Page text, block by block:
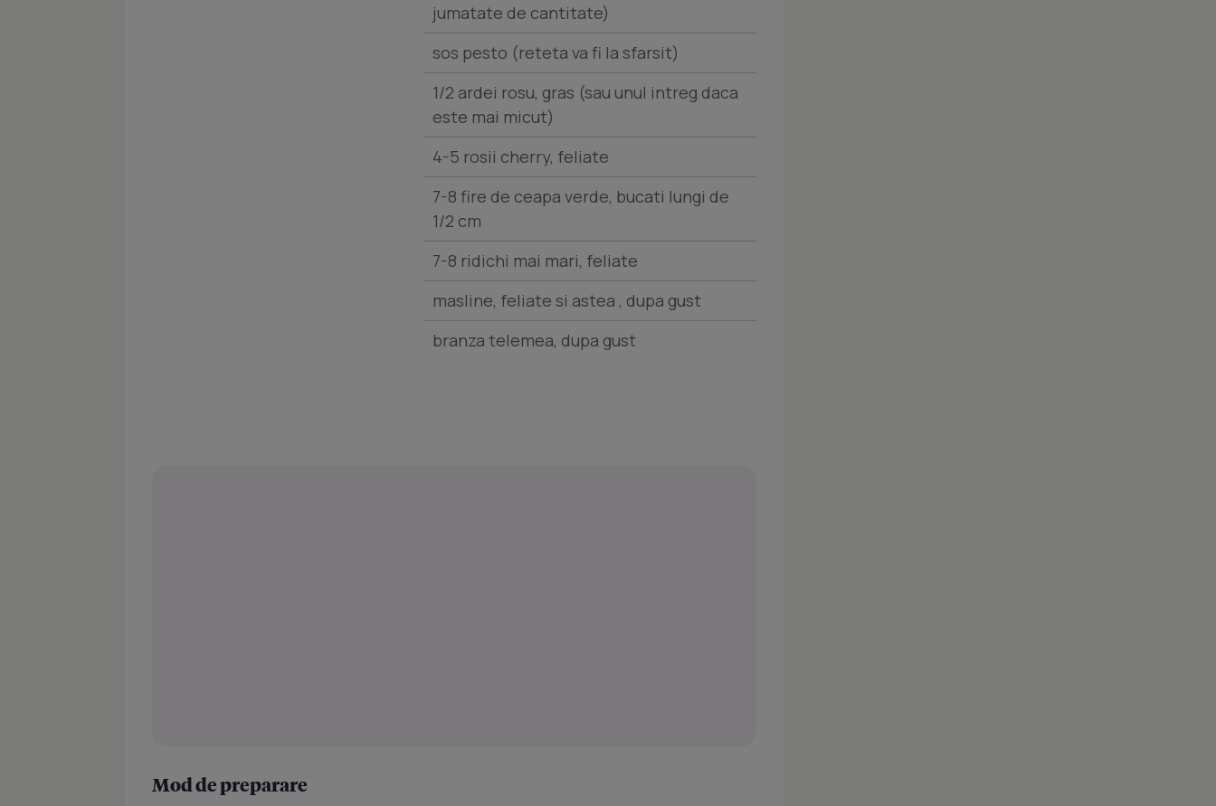
jumatate de cantitate)
sos pesto (reteta va fi la sfarsit)
1/2 ardei rosu, gras (sau unul intreg daca
este mai micut)
4-5 rosii cherry, feliate
7-8 fire de ceapa verde, bucati lungi de
1/2 cm
7-8 ridichi mai mari, feliate
masline, feliate si astea , dupa gust
branza telemea, dupa gust
Mod de preparare